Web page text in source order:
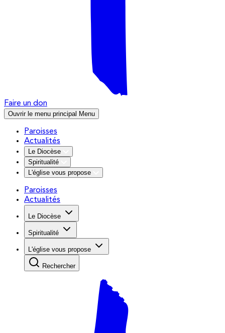
Faire un don
Ouvrir le menu principal Menu
Paroisses
Actualités
Le Diocèse
Spiritualité
L'église vous propose
Paroisses
Actualités
Le Diocèse
Spiritualité
L'église vous propose
Rechercher